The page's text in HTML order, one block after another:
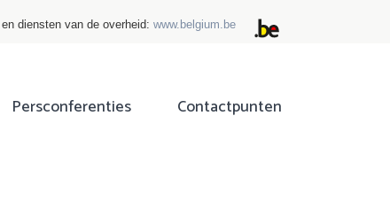
diensten van de overheid: www.belgium.be
Persconferenties Contactpunten